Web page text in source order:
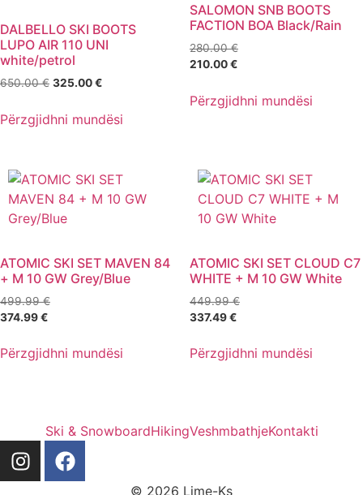
DALBELLO SKI BOOTS
LUPO AIR 110 UNI
white/petrol
650.00€ 325.00€
Përzgjidhni mundësi
SALOMON SNB BOOTS
FACTION BOA Black/Rain
280.00€
210.00€
Përzgjidhni mundësi
ATOMIC SKI SET MAVEN 84
+ M 10 GW Grey/Blue
499.99€
374.99€
Përzgjidhni mundësi
ATOMIC SKI SET CLOUD C7
WHITE + M 10 GW White
449.99€
337.49€
Përzgjidhni mundësi
Ski & SnowboardHikingVeshmbathjeKontakti
© 2026 Lime-Ks